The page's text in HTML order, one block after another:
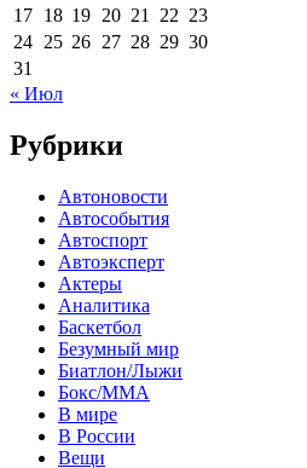
17 18 19 20 21 22 23
24 25 26 27 28 29 30
31
« Июл
Рубрики
Автоновости
Автособытия
Автоспорт
Автоэксперт
Актеры
Аналитика
Баскетбол
Безумный мир
Биатлон/Лыжи
Бокс/MMA
В мире
В России
Вещи